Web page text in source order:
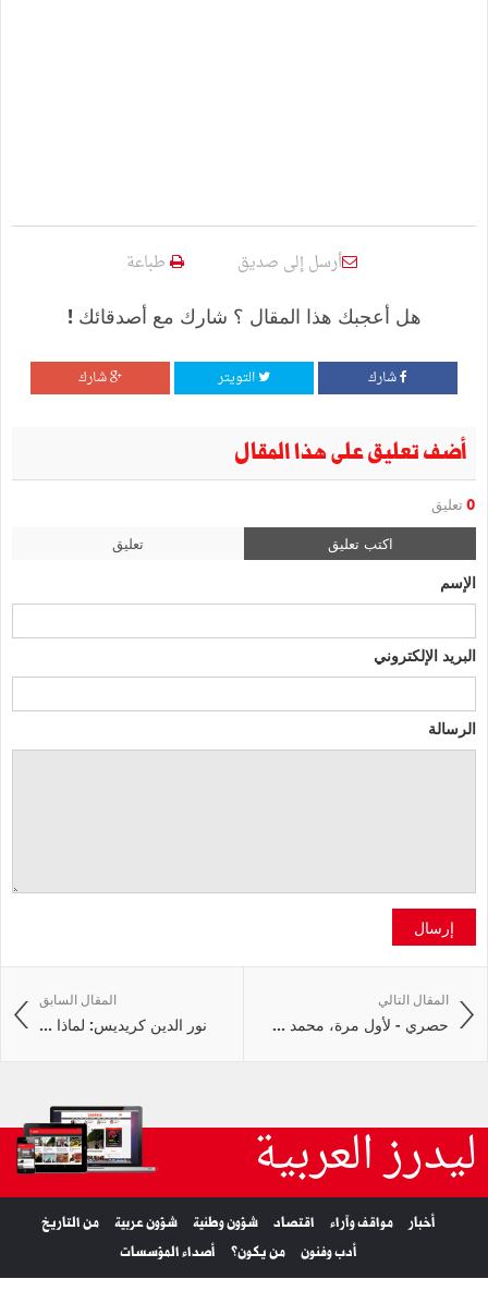
أرسل إلى صديق طباعة
هل أعجبك هذا المقال ؟ شارك مع أصدقائك !
شارك التويتر شارك
أضف تعليق على هذا المقال
0 تعليق
اكتب تعليق تعليق
الإسم
البريد الإلكتروني
الرسالة
إرسال
المقال السابق
نور الدين كريديس: لماذا ...
المقال التالي
حصري - لأول مرة، محمد ...
ليدرز العربية
أخبار مواقف وآراء اقتصاد شؤون وطنية شؤون عربية
من التاريخ
أدب وفنون
من يكون؟ أصداء المؤسسات